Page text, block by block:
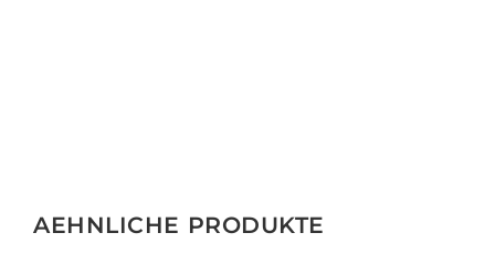
AEHNLICHE PRODUKTE